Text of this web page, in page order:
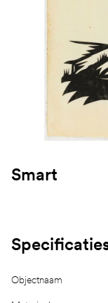
Smart
Objectnaam